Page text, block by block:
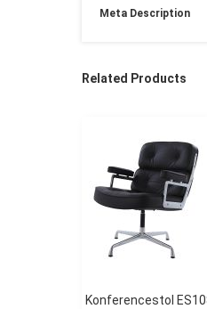
Meta Description
Related Products
Konferencestol